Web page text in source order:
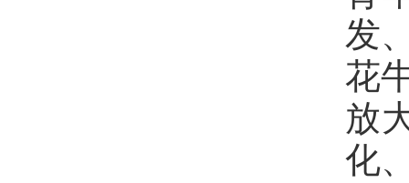
发
花
放
化